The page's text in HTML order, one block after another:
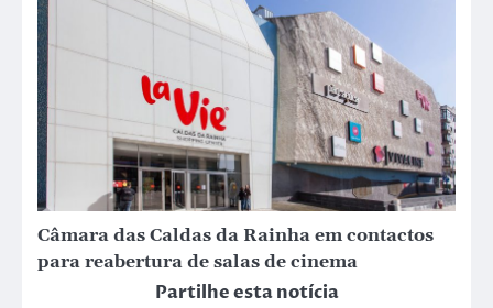
Câmara das Caldas da Rainha em contactos
para reabertura de salas de cinema
Partilhe esta notícia